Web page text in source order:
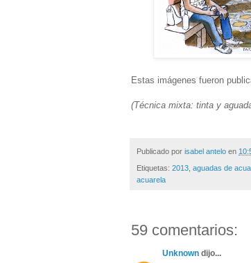
Estas imágenes fueron
(Técnica mixta: tinta y
Publicado por isabel antelo en
Etiquetas: 2013, aguadas de
acuarela
59 comentarios:
Unknown dijo...